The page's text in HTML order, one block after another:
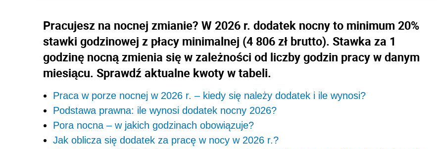
Pracujesz na nocnej zmianie? W 2026 r. dodatek nocny to minimum 20%
stawki godzinowej z płacy minimalnej (4 806 zł brutto). Stawka za 1
godzinę nocną zmienia się w zależności od liczby godzin pracy w danym
miesiącu. Sprawdź aktualne kwoty w tabeli.
Praca w porze nocnej w 2026 r. – kiedy się należy dodatek i ile wynosi?
Podstawa prawna: ile wynosi dodatek nocny 2026?
Pora nocna – w jakich godzinach obowiązuje?
Jak oblicza się dodatek za pracę w nocy w 2026 r.?